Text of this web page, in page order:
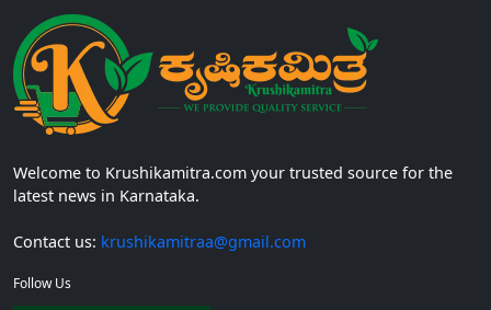
Welcome to Krushikamitra.com your trusted source for the
latest news in Karnataka.
Contact us: krushikamitraa@gmail.com
Follow Us